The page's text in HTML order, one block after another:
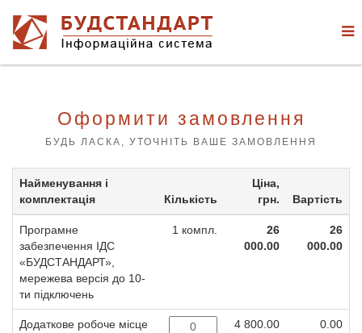
Оформити замовлення
БУДЬ ЛАСКА, УТОЧНІТЬ ВАШЕ ЗАМОВЛЕННЯ
Найменування і
комплектація
Кількість
Ціна,
грн.
Вартість
Програмне
забезпечення ІДС
«БУДСТАНДАРТ»,
мережева версія до 10-
ти підключень
1 компл.
26
000.00
26
000.00
Додаткове робоче місце
4 800.00 0.00